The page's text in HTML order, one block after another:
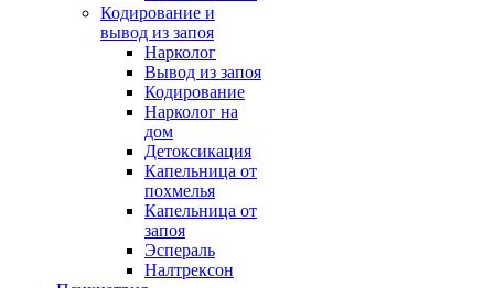
Кодирование и
вывод из запоя
Нарколог
Вывод из запоя
Кодирование
Нарколог на
дом
Детоксикация
Капельница от
похмелья
Капельница от
запоя
Эспераль
Налтрексон